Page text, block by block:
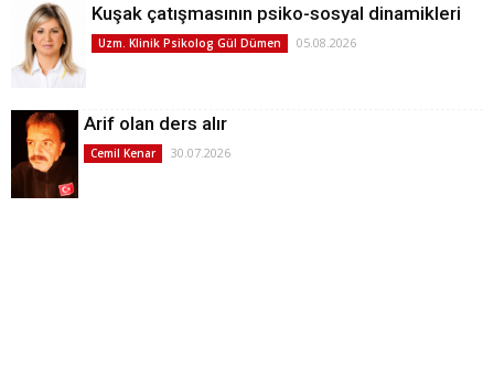
Kuşak çatışmasının psiko-sosyal dinamikleri
Uzm. Klinik Psikolog Gül Dümen 05.08.2026
Arif olan ders alır
Cemil Kenar 30.07.2026